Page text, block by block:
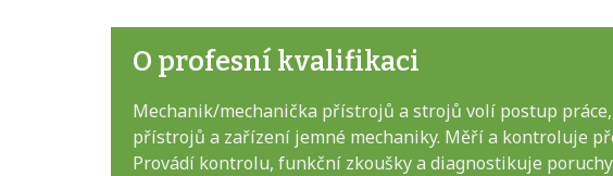
O profesní kvalifikaci
Mechanik/mechanička přístrojů a strojů volí postup
přístrojů a zařízení jemné mechaniky. Měří a kontroluje
Provádí kontrolu, funkční zkoušky a diagnostikuje